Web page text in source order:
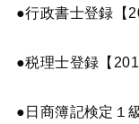
●行政書士登録【
●税理士登録【
●日商簿記検定１